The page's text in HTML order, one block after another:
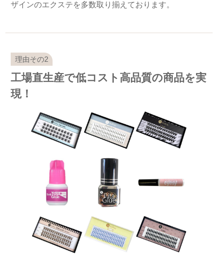
ザインのエクステを多数取り揃えております。
工場直生産で低コスト高品質の商品を実
現！